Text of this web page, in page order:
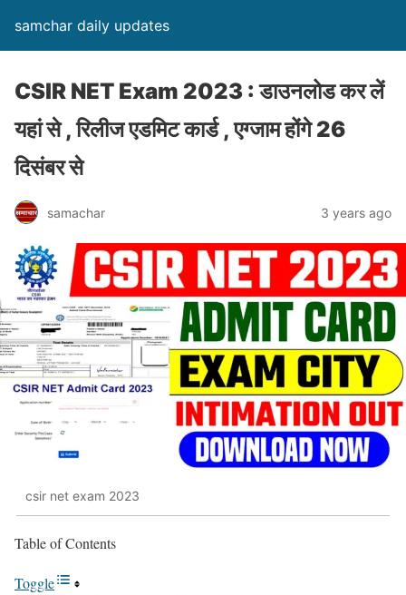
samchar daily updates
CSIR NET Exam 2023 : डाउनलोड कर लें
यहां से , रिलीज एडमिट कार्ड , एग्जाम होंगे 26
दिसंबर से
samachar 3 years ago
csir net exam 2023
Table of Contents
Toggle